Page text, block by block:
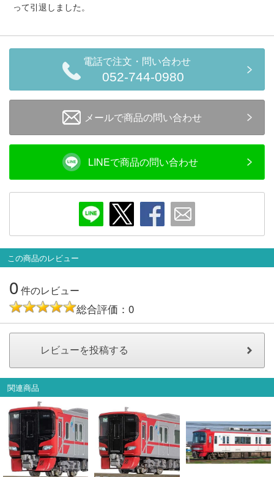
© 2026 Mid Japan, Inc.
って引退しました。
電話で注文・問い合わせ
052-744-0980
メールで商品の問い合わせ
LINEで商品の問い合わせ
この商品のレビュー
0件のレビュー
総合評価：0
関連商品